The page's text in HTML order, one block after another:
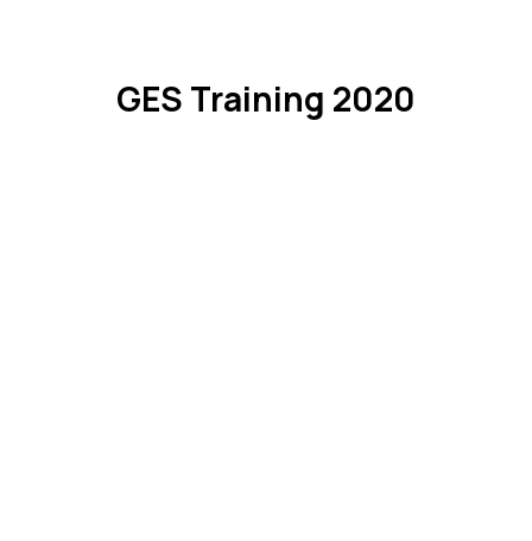
GES Training 2020